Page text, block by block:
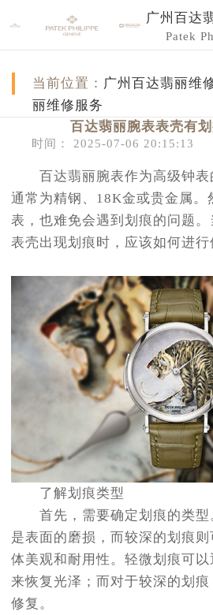
广州百达
Patek
当前位置： 广州百达翡丽维
丽维修服务
百达翡丽腕表表壳有
时间： 2025-07-06 20:15:13
百达翡丽腕表作为高级钟表
通常为精钢、18K金或贵金属。
表，也难免会遇到划痕的问题
表壳出现划痕时，应该如何进行
了解划痕类型
首先，需要确定划痕的类型
是表面的磨损，而较深的划痕
体美观和耐用性。轻微划痕可
来恢复光泽；而对于较深的划
修复。